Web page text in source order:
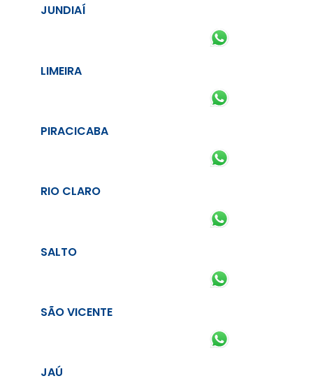
JUNDIAÍ
LIMEIRA
PIRACICABA
RIO CLARO
SALTO
SÃO VICENTE
JAÚ